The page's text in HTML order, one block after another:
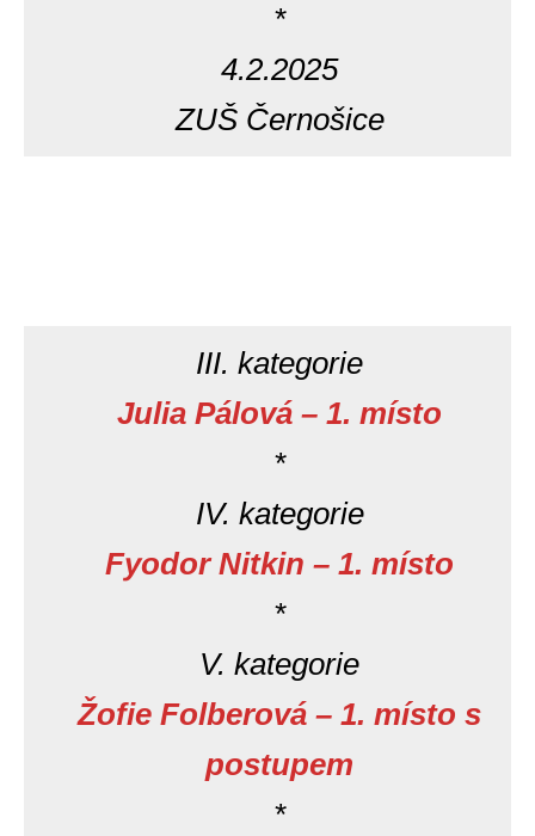
*
4.2.2025
ZUŠ Černošice
III. kategorie
Julia Pálová – 1. místo
*
IV. kategorie
Fyodor Nitkin – 1. místo
*
V. kategorie
Žofie Folberová – 1. místo s
postupem
*